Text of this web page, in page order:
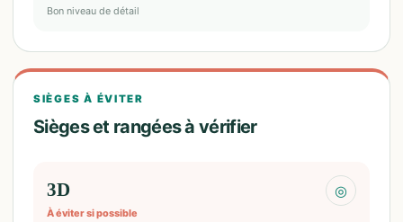
Bon niveau de détail
SIÈGES À ÉVITER
Sièges et rangées à vérifier
3D
À éviter si possible
◎